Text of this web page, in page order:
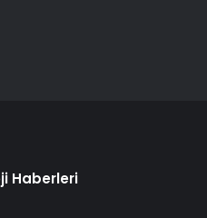
Haberleri